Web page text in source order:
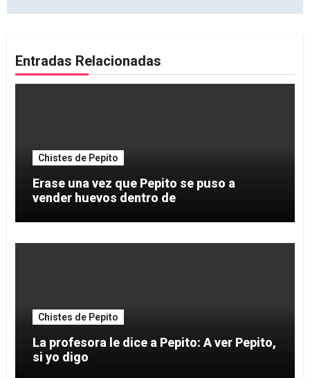
Entradas Relacionadas
Chistes de Pepito
Erase una vez que Pepito se puso a
vender huevos dentro de
Chistes de Pepito
La profesora le dice a Pepito: A ver Pepito,
si yo digo